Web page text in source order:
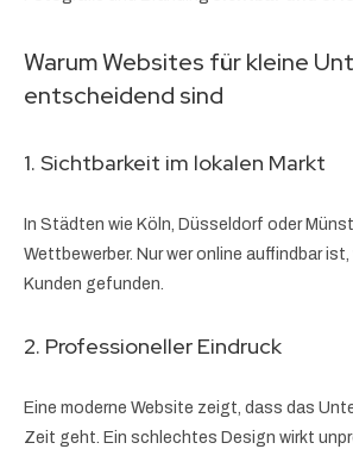
Warum Websites für kleine
entscheidend sind
1. Sichtbarkeit im lokalen Markt
In Städten wie Köln, Düsseldorf oder
Wettbewerber. Nur wer online auffindbar ist,
Kunden gefunden.
2. Professioneller Eindruck
Eine moderne Website zeigt, dass das
Zeit geht. Ein schlechtes Design wirkt